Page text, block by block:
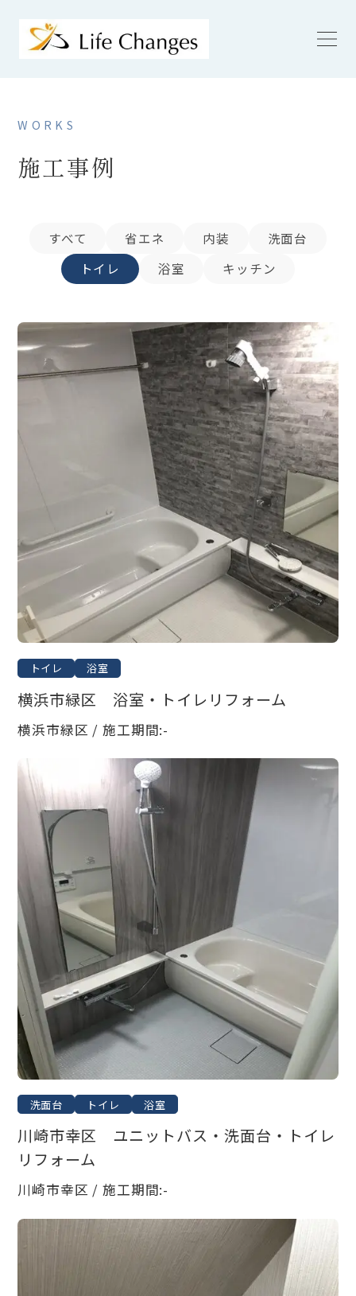
WORKS
施工事例
すべて 省エネ 内装
洗面台
トイレ
浴室 キッチン
トイレ 浴室
横浜市緑区 浴室・トイレリフォーム
横浜市緑区 / 施工期間:-
洗面台 トイレ 浴室
川崎市幸区 ユニットバス・洗面台・トイレ
リフォーム
川崎市幸区 / 施工期間:-